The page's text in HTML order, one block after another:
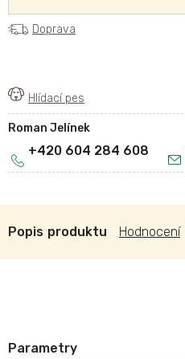
Roman Jelínek
+420 604 284 608
Doprava
Popis Hodnocení